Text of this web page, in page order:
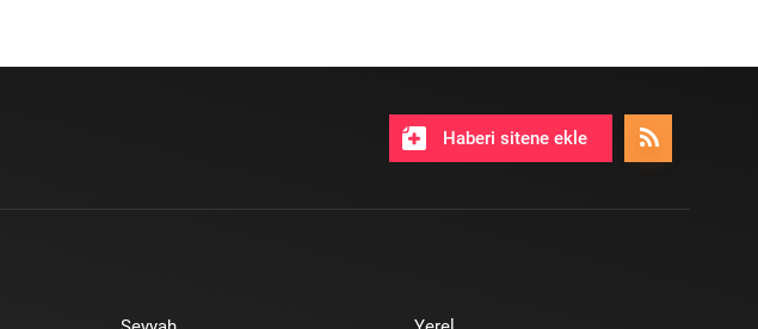
Haberi sitene ekle